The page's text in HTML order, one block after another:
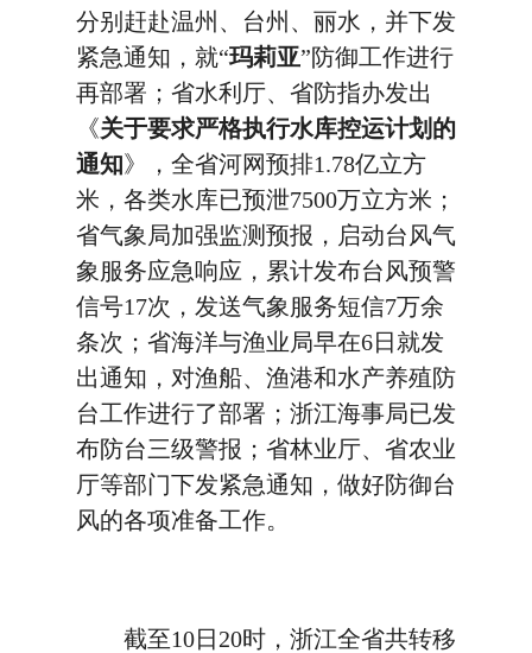
分别赶赴温州、台州、丽水，并下发
紧急通知，就“玛莉亚”防御工作进行
再部署；省水利厅、省防指办发出
《关于要求严格执行水库控运计划的
通知》，全省河网预排1.78亿立方
米，各类水库已预泄7500万立方米；
省气象局加强监测预报，启动台风气
象服务应急响应，累计发布台风预警
信号17次，发送气象服务短信7万余
条次；省海洋与渔业局早在6日就发
出通知，对渔船、渔港和水产养殖防
台工作进行了部署；浙江海事局已发
布防台三级警报；省林业厅、省农业
厅等部门下发紧急通知，做好防御台
风的各项准备工作。
截至10日20时，浙江全省共转移